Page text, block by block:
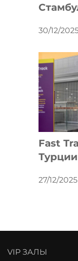
30/12/
Fast
Турции
27/12/2025
VIP ЗАЛЫ